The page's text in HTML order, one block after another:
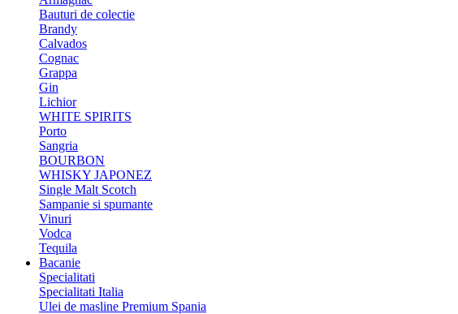
Bauturi de colectie
Brandy
Calvados
Cognac
Grappa
Gin
Lichior
WHITE SPIRITS
Porto
Sangria
BOURBON
WHISKY JAPONEZ
Single Malt Scotch
Sampanie si spumante
Vinuri
Vodca
Tequila
Bacanie
Specialitati
Specialitati Italia
Ulei de masline Premium Spania